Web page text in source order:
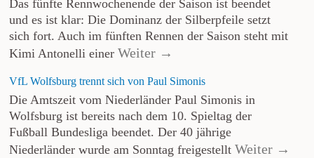
Das fünfte Rennwochenende der Saison ist beendet
und es ist klar: Die Dominanz der Silberpfeile setzt
sich fort. Auch im fünften Rennen der Saison steht mit
Kimi Antonelli einer Weiter →
VfL Wolfsburg trennt sich von Paul Simonis
Die Amtszeit vom Niederländer Paul Simonis in
Wolfsburg ist bereits nach dem 10. Spieltag der
Fußball Bundesliga beendet. Der 40 jährige
Niederländer wurde am Sonntag freigestellt Weiter →